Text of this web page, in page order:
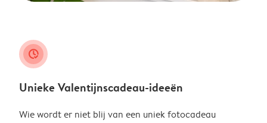
clock_check
Unieke Valentijnscadeau-ideeën
Wie wordt er niet blij van een uniek fotocadeau